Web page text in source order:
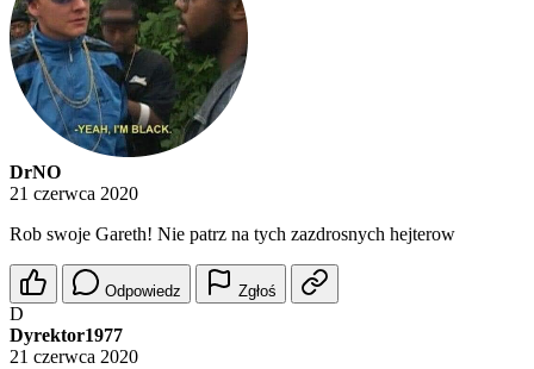
DrNO
21 czerwca 2020
Rob swoje Gareth! Nie patrz na tych zazdrosnych hejterow
Odpowiedz Zgłoś
D
Dyrektor1977
21 czerwca 2020